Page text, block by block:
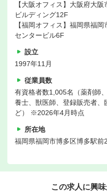
【大阪オフィス】大阪府大
ビルディング12F
【福岡オフィス】福岡県福
センタービル6F
設立
1997年11月
従業員数
有資格者数1,005名（薬剤師
養士、獣医師、登録販売者
ど） ※2026年4月時点
所在地
福岡県福岡市博多区博多駅
この求人に興